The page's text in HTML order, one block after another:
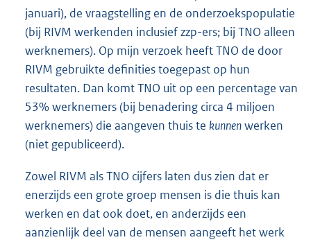
januari), de vraagstelling en de onderzoekspopulatie
(bij RIVM werkenden inclusief zzp-ers; bij TNO alleen
werknemers). Op mijn verzoek heeft TNO de door
RIVM gebruikte definities toegepast op hun
resultaten. Dan komt TNO uit op een percentage van
53% werknemers (bij benadering circa 4 miljoen
werknemers) die aangeven thuis te kunnenwerken
(niet gepubliceerd).
Zowel RIVM als TNO cijfers laten dus zien dat er
enerzijds een grote groep mensen is die thuis kan
werken en dat ook doet, en anderzijds een
aanzienlijk deel van de mensen aangeeft het werk